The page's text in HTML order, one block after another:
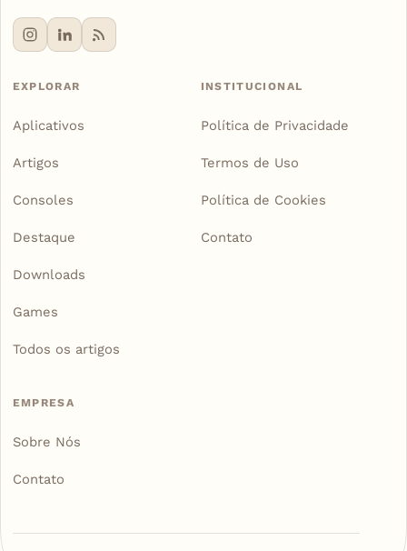
EXPLORAR
Aplicativos
Artigos
Consoles
Destaque
Downloads
Games
Todos os artigos
INSTITUCIONAL
Política de Privacidade
Termos de Uso
Política de Cookies
Contato
EMPRESA
Sobre Nós
Contato